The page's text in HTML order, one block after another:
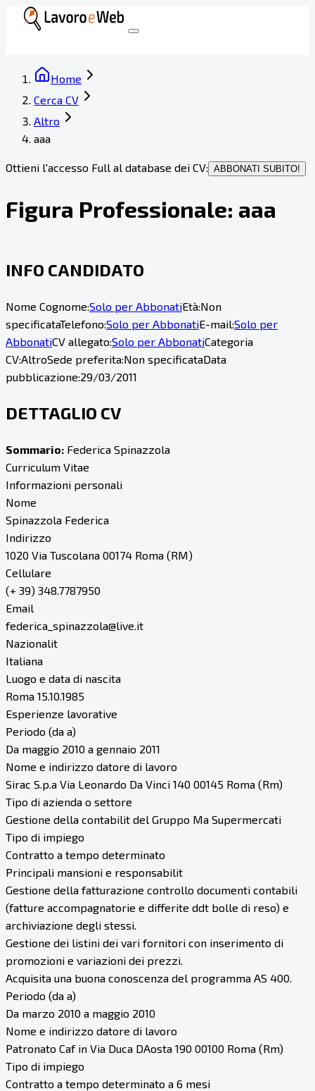
Home
Cerca CV
Altro
aaa
Ottieni l'accesso Full al database dei CV: ABBONATI SUBITO!
Figura Professionale: aaa
INFO CANDIDATO
Nome Cognome:Solo per AbbonatiEtà:Non
specificataTelefono:Solo per AbbonatiE-mail:Solo per
AbbonatiCV allegato:Solo per AbbonatiCategoria
CV:AltroSede preferita:Non specificataData
pubblicazione:29/03/2011
DETTAGLIO CV
Sommario: Federica Spinazzola
Curriculum Vitae
Informazioni personali
Nome
Spinazzola Federica
Indirizzo
1020 Via Tuscolana 00174 Roma (RM)
Cellulare
(+ 39) 348.7787950
Email
federica_spinazzola@live.it
Nazionalit
Italiana
Luogo e data di nascita
Roma 15.10.1985
Esperienze lavorative
Periodo (da a)
Da maggio 2010 a gennaio 2011
Nome e indirizzo datore di lavoro
Sirac S.p.a Via Leonardo Da Vinci 140 00145 Roma (Rm)
Tipo di azienda o settore
Gestione della contabilit del Gruppo Ma Supermercati
Tipo di impiego
Contratto a tempo determinato
Principali mansioni e responsabilit
Gestione della fatturazione controllo documenti contabili
(fatture accompagnatorie e differite ddt bolle di reso) e
archiviazione degli stessi.
Gestione dei listini dei vari fornitori con inserimento di
promozioni e variazioni dei prezzi.
Acquisita una buona conoscenza del programma AS 400.
Periodo (da a)
Da marzo 2010 a maggio 2010
Nome e indirizzo datore di lavoro
Patronato Caf in Via Duca DAosta 190 00100 Roma (Rm)
Tipo di impiego
Contratto a tempo determinato a 6 mesi